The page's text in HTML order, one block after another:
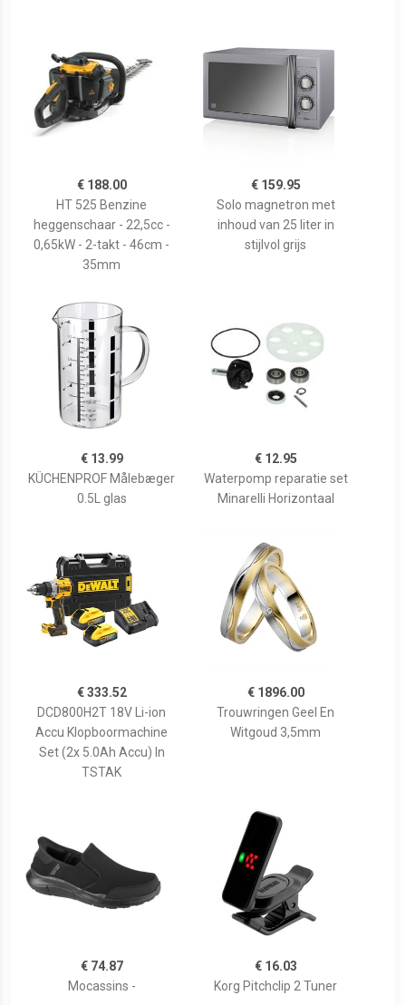
€ 188.00
HT 525 Benzine
heggenschaar - 22,5cc -
0,65kW - 2-takt - 46cm -
35mm
€ 159.95
Solo magnetron met
inhoud van 25 liter in
stijlvol grijs
€ 13.99
KÜCHENPROF Målebæger
0.5L glas
€ 12.95
Waterpomp reparatie set
Minarelli Horizontaal
€ 333.52
DCD800H2T 18V Li-ion
Accu Klopboormachine
Set (2x 5.0Ah Accu) In
TSTAK
€ 1896.00
Trouwringen Geel En
Witgoud 3,5mm
€ 74.87
Mocassins -
€ 16.03
Korg Pitchclip 2 Tuner